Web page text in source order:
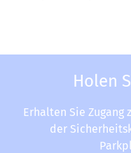
Holen
Erhalten Sie Zugang
der